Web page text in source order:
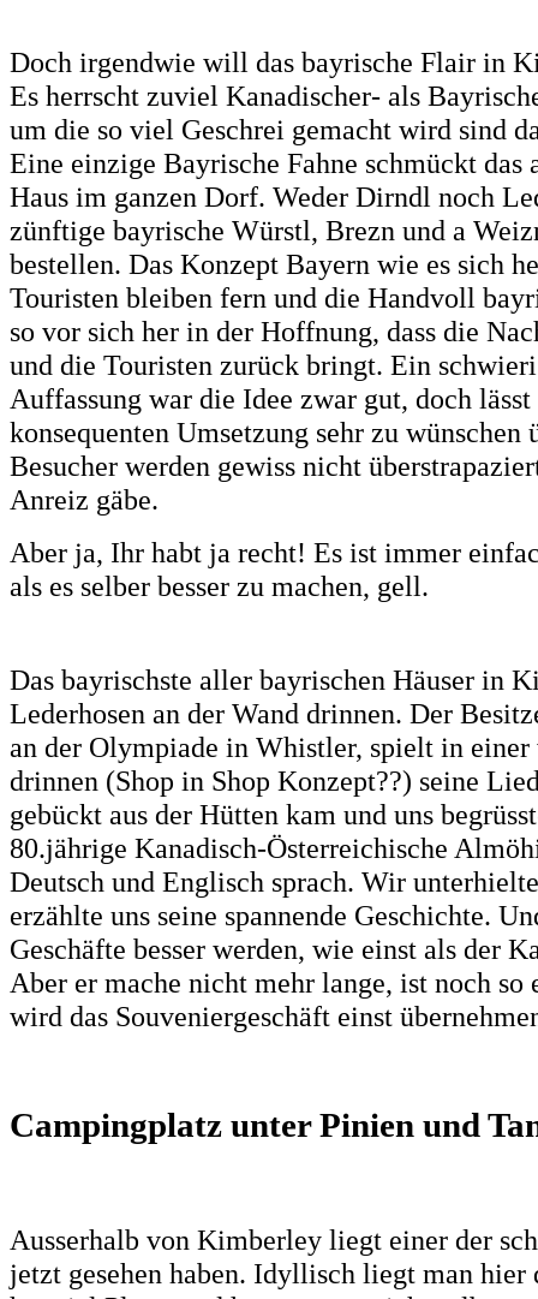
Doch irgendwie will das bayrische Flair in
Es herrscht zuviel Kanadischer- als
um die so viel Geschrei gemacht wird sind
Eine einzige Bayrische Fahne schmückt
Haus im ganzen Dorf. Weder Dirndl noch
zünftige bayrische Würstl, Brezn und a
bestellen. Das Konzept Bayern wie es sich
Touristen bleiben fern und die Handvoll
so vor sich her in der Hoffnung, dass die
und die Touristen zurück bringt. Ein
Auffassung war die Idee zwar gut, doch
konsequenten Umsetzung sehr zu
Besucher werden gewiss nicht
Anreiz gäbe.
Aber ja, Ihr habt ja recht! Es ist immer
als es selber besser zu machen, gell.
Das bayrischste aller bayrischen Häuser in
Lederhosen an der Wand drinnen. Der
an der Olympiade in Whistler, spielt in
drinnen (Shop in Shop Konzept??) seine
gebückt aus der Hütten kam und uns
80.jährige Kanadisch-Österreichische
Deutsch und Englisch sprach. Wir
erzählte uns seine spannende Geschichte.
Geschäfte besser werden, wie einst als der
Aber er mache nicht mehr lange, ist noch
wird das Souveniergeschäft einst
Campingplatz unter Pinien und
Ausserhalb von Kimberley liegt einer der
jetzt gesehen haben. Idyllisch liegt man hier